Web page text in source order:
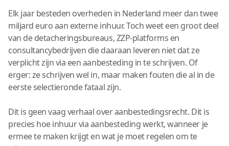
Elk jaar besteden overheden in Nederland meer dan twee
miljard euro aan externe inhuur. Toch weet een groot deel
van de detacheringsbureaus, ZZP-platforms en
consultancybedrijven die daaraan leveren niet dat ze
verplicht zijn via een aanbesteding in te schrijven. Of
erger: ze schrijven wel in, maar maken fouten die al in de
eerste selectieronde fataal zijn.
Dit is geen vaag verhaal over aanbestedingsrecht. Dit is
precies hoe inhuur via aanbesteding werkt, wanneer je
ermee te maken krijgt en wat je moet regelen om te